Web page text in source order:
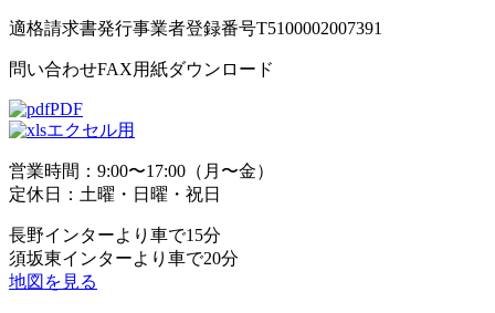
適格請求書発行事業者登録番号T5100002007391
問い合わせFAX用紙ダウンロード
PDF
エクセル用
営業時間：9:00〜17:00（月〜金）
定休日：土曜・日曜・祝日
長野インターより車で15分
須坂東インターより車で20分
地図を見る